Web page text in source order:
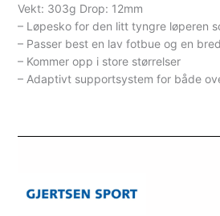
Vekt: 303g Drop: 12mm
– Løpesko for den litt tyngre løperen
– Passer best en lav fotbue og en
– Kommer opp i store størrelser
– Adaptivt supportsystem for både